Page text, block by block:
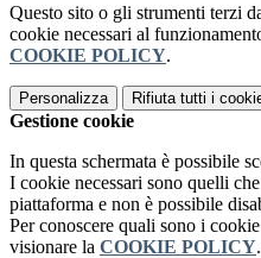
Questo sito o gli strumenti terzi
cookie necessari al
COOKIE POLICY.
Personalizza Rifiuta tutti i
Gestione cookie
In questa schermata è possibile
I cookie necessari sono quelli
piattaforma e non è possibile
Per conoscere quali sono i
visionare la COOKIE POLICY.